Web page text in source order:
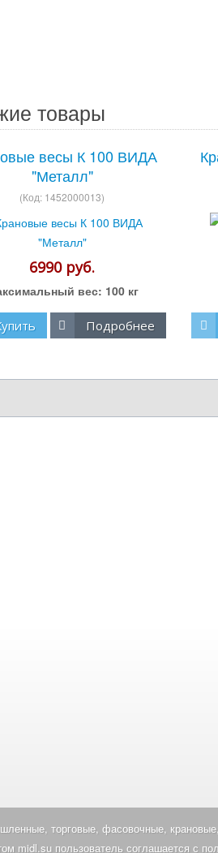
товары
весы К 100 ВИДА
"Металл"
(Код: 1452000013)
6990 руб.
вес: 100 кг
Подробнее
торговые, фасовочные,
midl.su пользователь соглашается с